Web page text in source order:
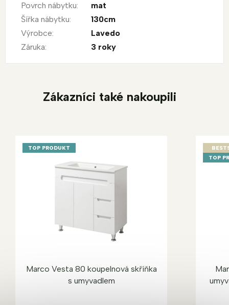
Povrch nábytku:
mat
Šířka nábytku:
130cm
Výrobce:
Lavedo
Záruka: 3 roky
Zákazníci také nakoupili
TOP PRODUKT
Marco Vesta 80 koupelnová skříňka
s umyvadlem
TOP